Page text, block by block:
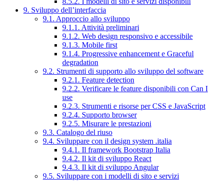
9. Sviluppo dell’interfaccia
9.1. Approccio allo sviluppo
9.1.1. Attività preliminari
9.1.2. Web design responsivo e accessibile
9.1.3. Mobile first
9.1.4. Progressive enhancement e Graceful
degradation
9.2. Strumenti di supporto allo sviluppo del software
9.2.1. Feature detection
9.2.2. Verificare le feature disponibili con Can I
use
9.2.3. Strumenti e risorse per CSS e JavaScript
9.2.4. Supporto browser
9.2.5. Misurare le prestazioni
9.3. Catalogo del riuso
9.4. Sviluppare con il design system .italia
9.4.1. Il framework Bootstrap Italia
9.4.2. Il kit di sviluppo React
9.4.3. Il kit di sviluppo Angular
9.5. Sviluppare con i modelli di sito e servizi